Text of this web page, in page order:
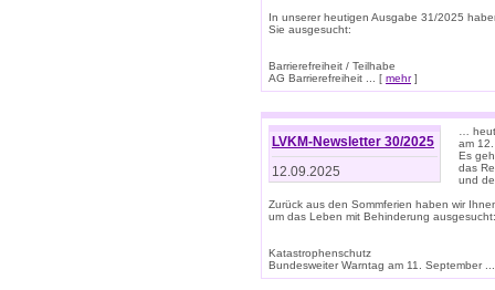
In unserer heutigen Ausgabe 31/2025
Sie ausgesucht:
Barrierefreiheit / Teilhabe
AG Barrierefreiheit ... [ mehr]
LVKM-Newsletter 30/2025
12.09.2025
…
am
Es
das
und
Zurück aus den Sommferien haben wir
um das Leben mit Behinderung ausgesucht:
Katastrophenschutz
Bundesweiter Warntag am 11. September